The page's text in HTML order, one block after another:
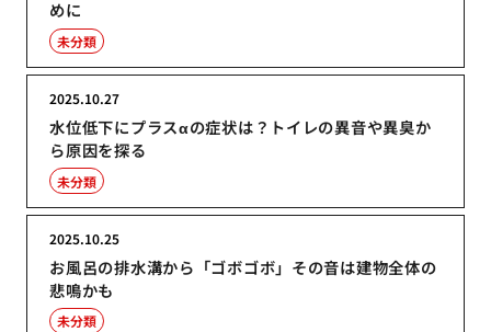
めに
未分類
水位低下にプラスαの症状は？トイレの異音や異臭か
ら原因を探る
2025.10.27
未分類
お風呂の排水溝から「ゴボゴボ」その音は建物全体の
悲鳴かも
2025.10.25
未分類